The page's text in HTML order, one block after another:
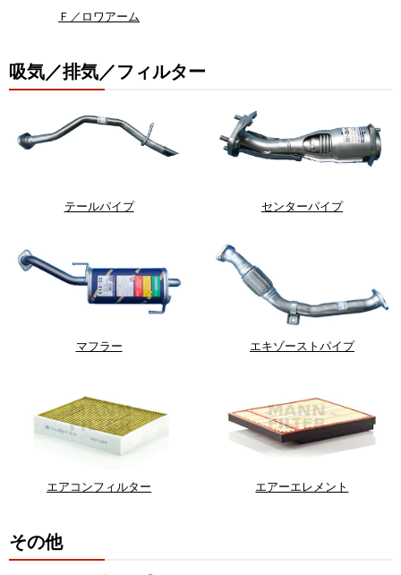
Ｆ／ロワアーム
吸気／排気／フィルター
テールパイプ センターパイプ
マフラー エキゾーストパイプ
エアコンフィルター エアーエレメント
その他